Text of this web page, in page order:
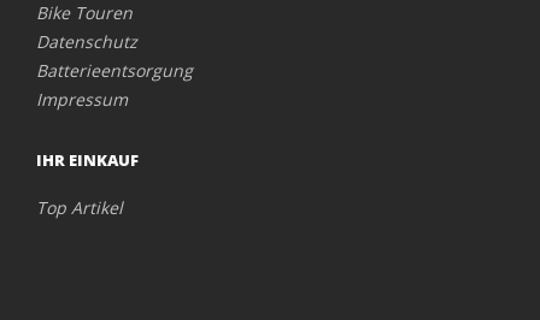
Bike Touren
Datenschutz
Batterieentsorgung
Impressum
IHR EINKAUF
Top Artikel